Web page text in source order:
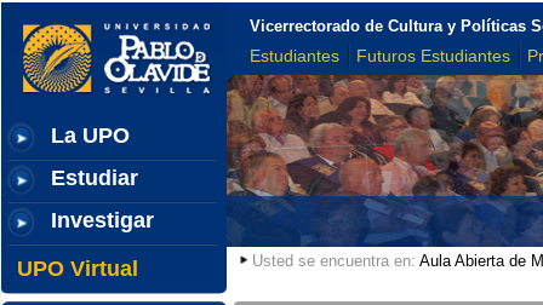
La UPO
Estudiar
Investigar
UPO Virtual
Vicerrectorado de Cultura y Políticas
Estudiantes Futuros Estudiantes
Usted se encuentra en: Aula Abierta de